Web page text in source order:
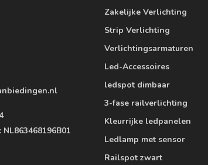
NL863468196B01
Zakelijke Verlichting
Strip Verlichting
Verlichtingsarmaturen
Led-Accessoires
ledspot dimbaar
3-fase railverlichting
Kleurrijke ledpanelen
Ledlamp met sensor
Railspot zwart